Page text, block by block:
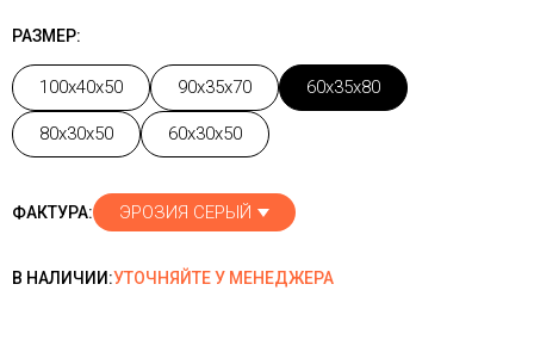
РАЗМЕР:
100x40x50 90x35x70 60x35x80
80x30x50 60x30x50
ФАКТУРА: ЭРОЗИЯ СЕРЫЙ
В НАЛИЧИИ:УТОЧНЯЙТЕ У МЕНЕДЖЕРА